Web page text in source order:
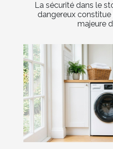
La sécurité dans le
dangereux
majeure